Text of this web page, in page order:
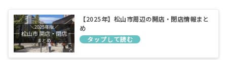
【2025年】松山市周辺の開店・閉店情報まと
め